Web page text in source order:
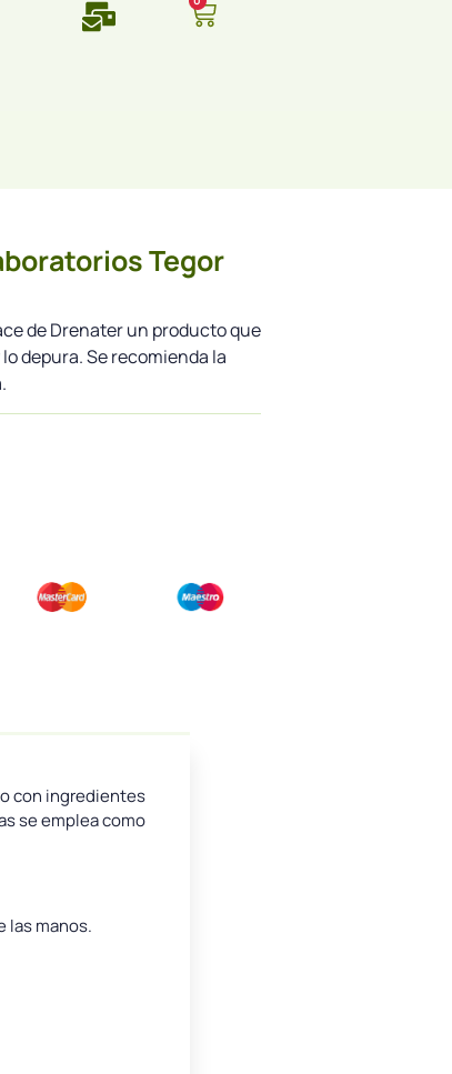
Tegor
de Drenater un producto que
depura. Se recomienda la
con ingredientes
se emplea como
las manos.